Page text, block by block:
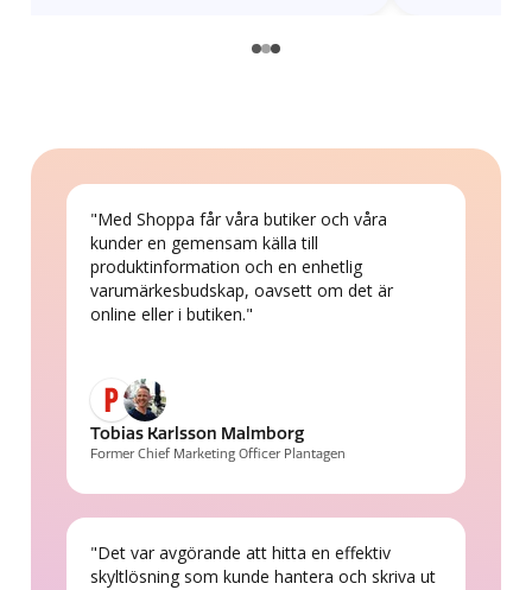
"Med Shoppa får våra butiker och våra
kunder en gemensam källa till
produktinformation och en enhetlig
varumärkesbudskap, oavsett om det är
online eller i butiken."
Tobias Karlsson Malmborg
Former Chief Marketing Officer Plantagen
"Det var avgörande att hitta en effektiv
skyltlösning som kunde hantera och skriva ut